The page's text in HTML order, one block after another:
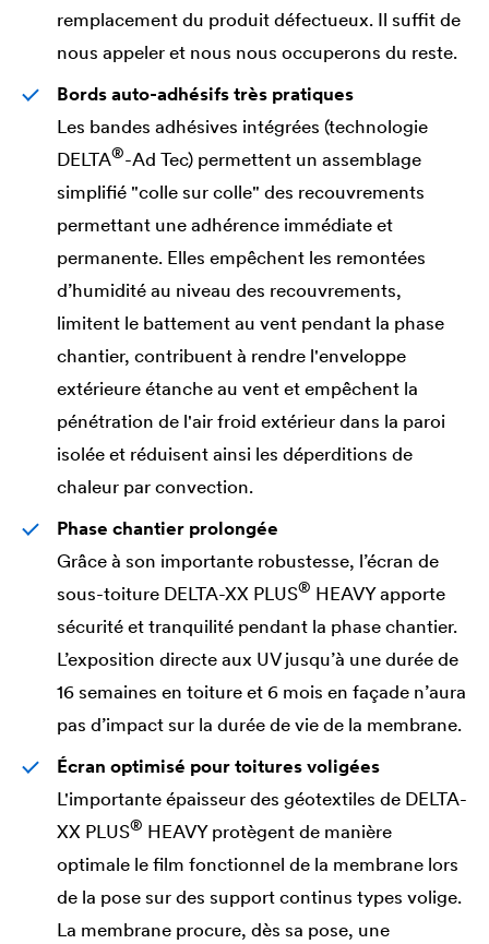
remplacement du produit défectueux. Il suffit de
nous appeler et nous nous occuperons du reste.
Bords auto-adhésifs très pratiques
Les bandes adhésives intégrées (technologie
DELTA®-Ad Tec) permettent un assemblage
simplifié "colle sur colle" des recouvrements
permettant une adhérence immédiate et
permanente. Elles empêchent les remontées
d’humidité au niveau des recouvrements,
limitent le battement au vent pendant la phase
chantier, contribuent à rendre l'enveloppe
extérieure étanche au vent et empêchent la
pénétration de l'air froid extérieur dans la paroi
isolée et réduisent ainsi les déperditions de
chaleur par convection.
Phase chantier prolongée
Grâce à son importante robustesse, l’écran de
sous-toiture DELTA-XX PLUS® HEAVY apporte
sécurité et tranquilité pendant la phase chantier.
L’exposition directe aux UV jusqu’à une durée de
16 semaines en toiture et 6 mois en façade n’aura
pas d’impact sur la durée de vie de la membrane.
Écran optimisé pour toitures voligées
L'importante épaisseur des géotextiles de DELTA-
XX PLUS® HEAVY protègent de manière
optimale le film fonctionnel de la membrane lors
de la pose sur des support continus types volige.
La membrane procure, dès sa pose, une